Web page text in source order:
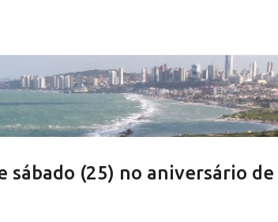
sábado (25) no aniversário de